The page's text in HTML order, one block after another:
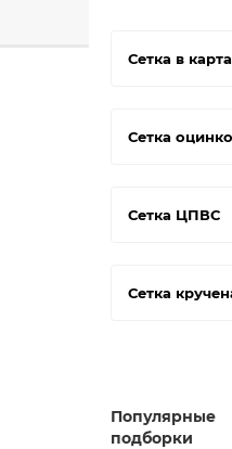
Сетка в
Сетка
Сетка ЦПВС
Сетка
Популярные
подборки